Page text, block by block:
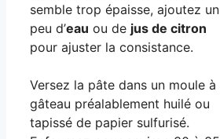
semble trop épaisse, ajoutez un
peu d’eau ou de jus de citron
pour ajuster la consistance.
Versez la pâte dans un moule à
gâteau préalablement huilé ou
tapissé de papier sulfurisé.